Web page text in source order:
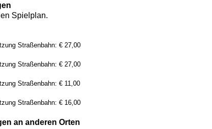
Spielplan.
Straßenbahn: € 27,00
Straßenbahn: € 27,00
Straßenbahn: € 11,00
Straßenbahn: € 16,00
an anderen Orten